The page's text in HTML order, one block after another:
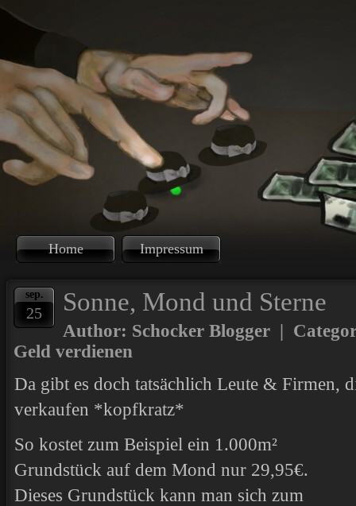
Home Impressum
sep.
25 Sonne, Mond und Sterne
Author: Schocker Blogger |
Geld verdienen
Da gibt es doch tatsächlich Leute & Firmen,
verkaufen *kopfkratz*
So kostet zum Beispiel ein 1.000m²
Grundstück auf dem Mond nur 29,95€.
Dieses Grundstück kann man sich zum